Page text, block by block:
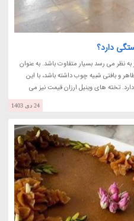
دارد؟
نظر می رسد بسیار متفاوت باشد. به عنوان
و بافتی شبیه چوب داشته باشد، با این
تخته های وینیل ارزان قیمت نیز می
24 دی 1403